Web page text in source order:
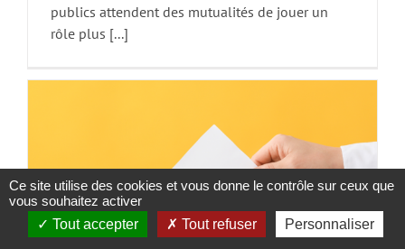
publics attendent des mutualités de jouer un
rôle plus [...]
Le Bureau de vote fictif
Ce site utilise des cookies et vous donne le contrôle sur ceux que
vous souhaitez activer
Tout accepter
Tout refuser Personnaliser